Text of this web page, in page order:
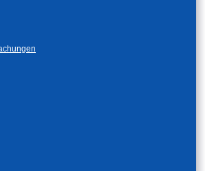
Informationen: Einrichtungen